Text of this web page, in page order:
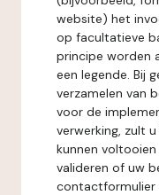
website) het
op facultatieve
principe worden
een legende. Bij
verzamelen van
voor de
verwerking, zult
kunnen
valideren of uw
contactformulier